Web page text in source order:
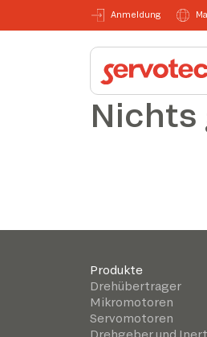
Anmeldung
Nichts
Produkte
Drehübertrager
Mikromotoren
Servomotoren
Drehgeber und